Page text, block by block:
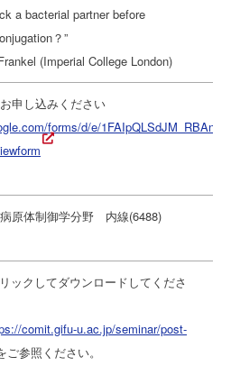
a bacterial partner before
？”
(Imperial College London)
申し込みください
forms/d/e/
原体制御学分野 内線(6488)
ックしてダウンロードしてくださ
comit.gifu-u.ac.jp/seminar/post-
ご参照ください。